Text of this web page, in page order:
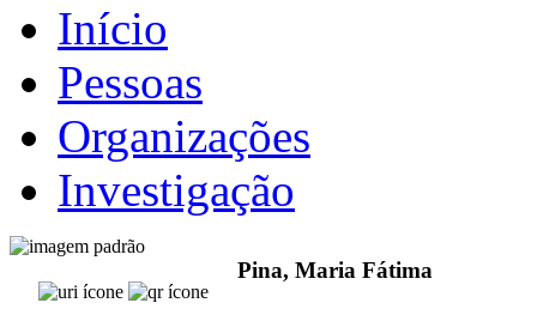
Início
Pessoas
Organizações
Investigação
Pina, Maria Fátima